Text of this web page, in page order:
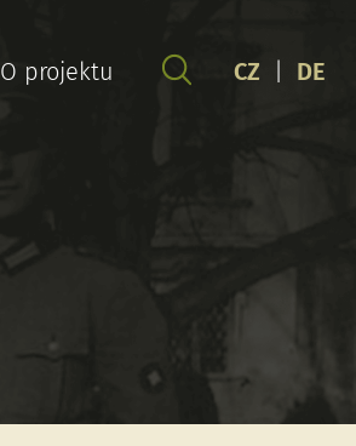
O projektu CZ DE